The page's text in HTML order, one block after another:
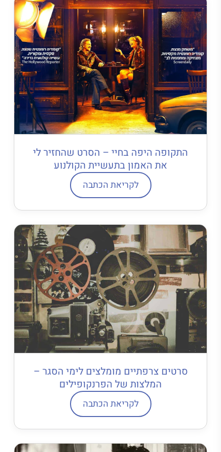
התקופה היפה בחיי – הסרט שהחזיר לי
את האמון בתעשיית הקולנוע
לקריאת הכתבה
סרטים צרפתיים מומלצים לימי הסגר –
המלצות של הפרנקופילים
לקריאת הכתבה